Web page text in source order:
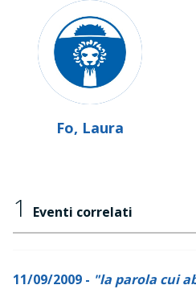
Fo, Laura
1 Eventi correlati
11/09/2009 - "la parola cui